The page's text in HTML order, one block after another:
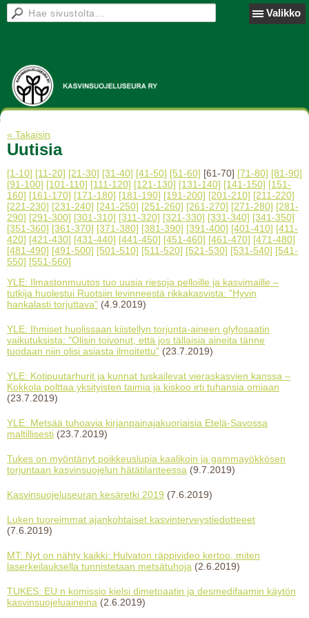
Valikko
« Takaisin
Uutisia
[1-10] [11-20] [21-30] [31-40] [41-50] [51-60] [61-70] [71-80] [81-90]
[91-100] [101-110] [111-120] [121-130] [131-140] [141-150] [151-
160] [161-170] [171-180] [181-190] [191-200] [201-210] [211-220]
[221-230] [231-240] [241-250] [251-260] [261-270] [271-280] [281-
290] [291-300] [301-310] [311-320] [321-330] [331-340] [341-350]
[351-360] [361-370] [371-380] [381-390] [391-400] [401-410] [411-
420] [421-430] [431-440] [441-450] [451-460] [461-470] [471-480]
[481-490] [491-500] [501-510] [511-520] [521-530] [531-540] [541-
550] [551-560]
YLE: Ilmastonmuutos tuo uusia riesoja pelloille ja kasvimaille –
tutkija huolestui Ruotsiin levinneestä rikkakasvista: "Hyvin
hankalasti torjuttava" (4.9.2019)
YLE: Ihmiset huolissaan kiistellyn torjunta-aineen glyfosaatin
vaikutuksista: "Olisin toivonut, että jos tällaisia aineita tänne
tuodaan niin olisi asiasta ilmoitettu" (23.7.2019)
YLE: Kotipuutarhurit ja kunnat tuskailevat vieraskasvien kanssa –
Kokkola polttaa yksityisten taimia ja kiskoo irti tuhansia omiaan
(23.7.2019)
YLE: Metsää tuhoavia kirjanpainajakuoriaisia Etelä-Savossa
maltillisesti (23.7.2019)
Tukes on myöntänyt poikkeuslupia kaalikoin ja gammayökkösen
torjuntaan kasvinsuojelun hätätilanteessa (9.7.2019)
Kasvinsuojeluseuran kesäretki 2019 (7.6.2019)
Luken tuoreimmat ajankohtaiset kasvinterveystiedotteeet
(7.6.2019)
MT: Nyt on nähty kaikki: Hulvaton räppivideo kertoo, miten
laserkeilauksella tunnistetaan metsätuhoja (2.6.2019)
TUKES: EU:n komissio kielsi dimetoaatin ja desmedifaamin käytön
kasvinsuojeluaineina (2.6.2019)